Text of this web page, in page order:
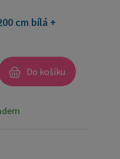
cm bílá +
Do košíku